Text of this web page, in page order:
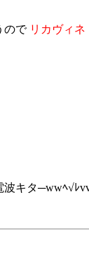
ので リカヴィネ
波キタ─wwﾍ√